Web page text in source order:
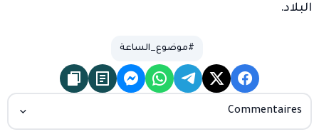
البلاد.
#موضوع_الساعة
Commentaires